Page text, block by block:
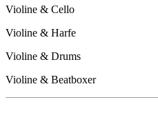
Violine & Cello
Violine & Harfe
Violine & Drums
Violine & Beatboxer